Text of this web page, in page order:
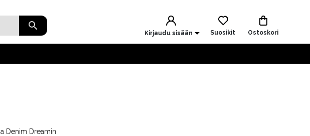
Kirjaudu sisään Suosikit Ostoskori
Denim Dreamin